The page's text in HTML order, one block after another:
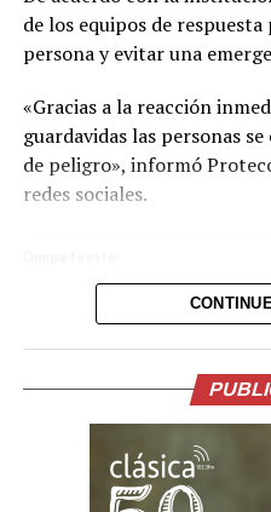
de los equipos de
persona y evitar una
«Gracias a la reacción
guardavidas las personas
de peligro», informó
redes sociales.
X